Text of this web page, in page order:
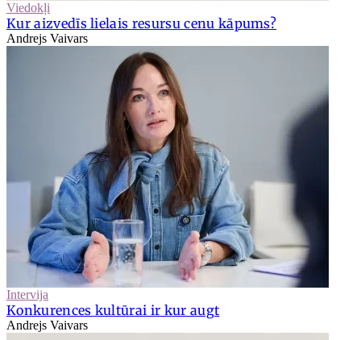
Viedokļi
Kur aizvedīs lielais resursu cenu kāpums?
Andrejs Vaivars
Intervija
Konkurences kultūrai ir kur augt
Andrejs Vaivars